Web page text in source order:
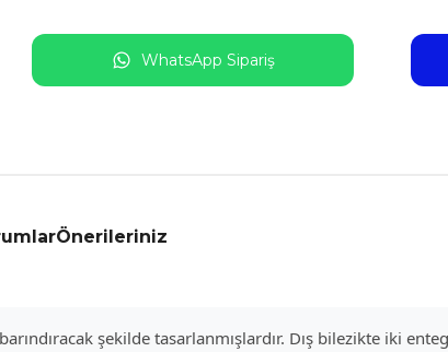
WhatsApp Sipariş
Önerileriniz
şekilde tasarlanmışlardır. Dış bilezikte iki